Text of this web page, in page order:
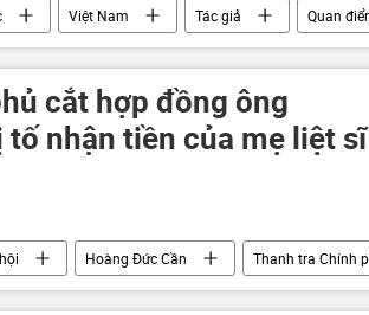
Việt Nam Tác giả
Quan
tranh Xã hội
di tích lịch sử
Văn hóa
cắt hợp đồng ông
tố nhận tiền của mẹ liệt sĩ
Hoàng Đức Cần Thanh tra Chính